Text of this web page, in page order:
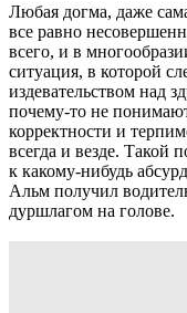
Любая догма, даже
все равно
всего, и в
ситуация, в которой
издевательством над
почему-то не
корректности и
всегда и везде. Такой
к какому-нибудь
Альм получил
дуршлагом на голове.